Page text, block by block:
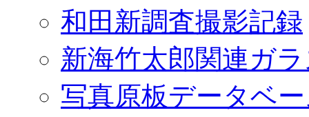
和田新調査撮影記録
新海竹太郎関連ガ
写真原板データベ